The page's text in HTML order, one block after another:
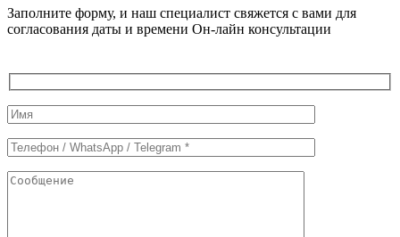
Заполните форму, и наш специалист свяжется с вами для
согласования даты и времени Он-лайн консультации
Служебные
поля
формы